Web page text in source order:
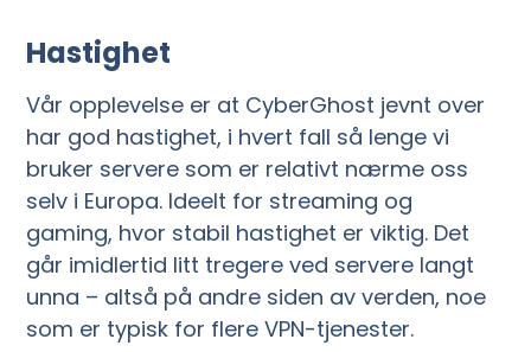
Hastighet
Vår opplevelse er at CyberGhost jevnt over
har god hastighet, i hvert fall så lenge vi
bruker servere som er relativt nærme oss
selv i Europa. Ideelt for streaming og
gaming, hvor stabil hastighet er viktig. Det
går imidlertid litt tregere ved servere langt
unna – altså på andre siden av verden, noe
som er typisk for flere VPN-tjenester.